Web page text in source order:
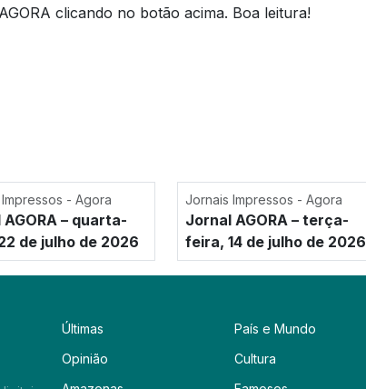
clicando no botão acima. Boa leitura!
- Agora
– quarta-
de julho de 2026
Jornais Impressos - Agora
Jornal AGORA – terça-
feira, 14 de julho de 2026
Últimas
Opinião
País e Mundo
Cultura